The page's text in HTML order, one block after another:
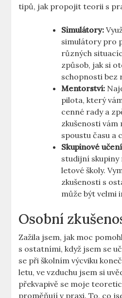
tipů,⁣ jak propojit teorii s
Simulátory:
simulátory ⁤pro
různých
způsob, jak si⁢
schopnosti bez
Mentorství:
pilota, který
cenné rady a
zkušenosti ​vám
spoustu času a
Skupinové
studijní skupiny
letové školy.
zkušenosti‌ s
‌může být velmi
Osobní
Zažila jsem, jak moc
s​ ostatními,​ když jsem se
se při školním výcviku
letu, ⁢ve​ vzduchu ⁢jsem si
překvapivě se moje
‍proměňují​ v praxi. To, co